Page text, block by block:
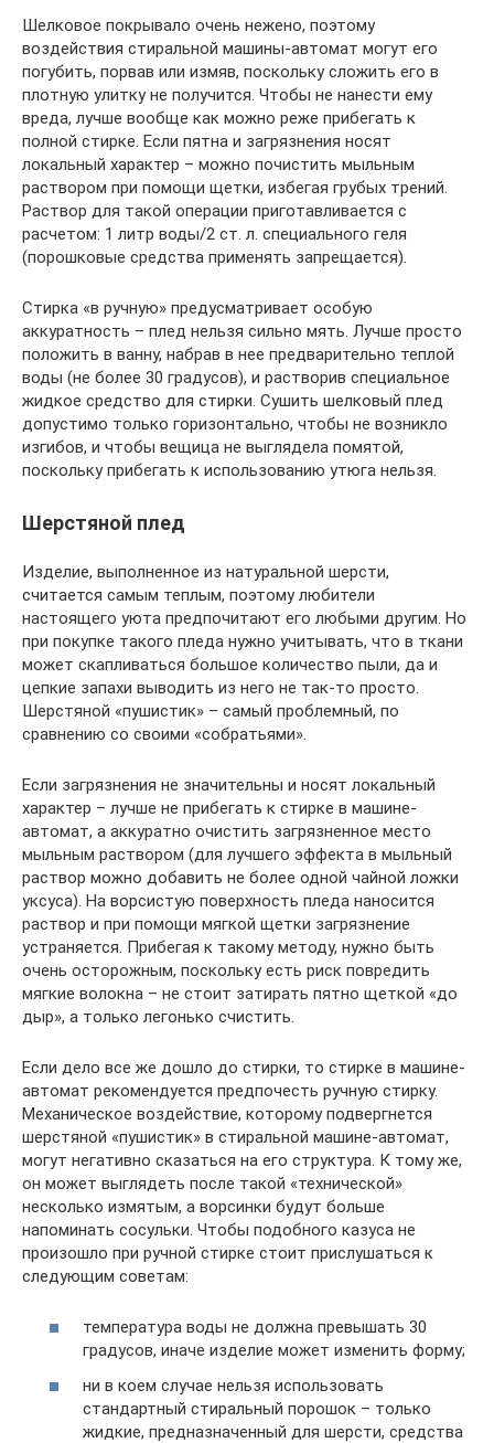
Шелковое покрывало очень нежено, поэтому
воздействия стиральной машины-автомат могут его
погубить, порвав или измяв, поскольку сложить его в
плотную улитку не получится. Чтобы не нанести ему
вреда, лучше вообще как можно реже прибегать к
полной стирке. Если пятна и загрязнения носят
локальный характер – можно почистить мыльным
раствором при помощи щетки, избегая грубых трений.
Раствор для такой операции приготавливается с
расчетом: 1 литр воды/2 ст. л. специального геля
(порошковые средства применять запрещается).
Стирка «в ручную» предусматривает особую
аккуратность – плед нельзя сильно мять. Лучше просто
положить в ванну, набрав в нее предварительно теплой
воды (не более 30 градусов), и растворив специальное
жидкое средство для стирки. Сушить шелковый плед
допустимо только горизонтально, чтобы не возникло
изгибов, и чтобы вещица не выглядела помятой,
поскольку прибегать к использованию утюга нельзя.
Шерстяной плед
Изделие, выполненное из натуральной шерсти,
считается самым теплым, поэтому любители
настоящего уюта предпочитают его любыми другим. Но
при покупке такого пледа нужно учитывать, что в ткани
может скапливаться большое количество пыли, да и
цепкие запахи выводить из него не так-то просто.
Шерстяной «пушистик» – самый проблемный, по
сравнению со своими «собратьями».
Если загрязнения не значительны и носят локальный
характер – лучше не прибегать к стирке в машине-
автомат, а аккуратно очистить загрязненное место
мыльным раствором (для лучшего эффекта в мыльный
раствор можно добавить не более одной чайной ложки
уксуса). На ворсистую поверхность пледа наносится
раствор и при помощи мягкой щетки загрязнение
устраняется. Прибегая к такому методу, нужно быть
очень осторожным, поскольку есть риск повредить
мягкие волокна – не стоит затирать пятно щеткой «до
дыр», а только легонько счистить.
Если дело все же дошло до стирки, то стирке в машине-
автомат рекомендуется предпочесть ручную стирку.
Механическое воздействие, которому подвергнется
шерстяной «пушистик» в стиральной машине-автомат,
могут негативно сказаться на его структура. К тому же,
он может выглядеть после такой «технической»
несколько измятым, а ворсинки будут больше
напоминать сосульки. Чтобы подобного казуса не
произошло при ручной стирке стоит прислушаться к
следующим советам:
температура воды не должна превышать 30
градусов, иначе изделие может изменить форму;
ни в коем случае нельзя использовать
стандартный стиральный порошок – только
жидкие, предназначенный для шерсти, средства